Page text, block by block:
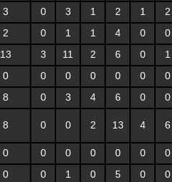
3 0 3 1 2 1
2
2 0 1 1 4 0
0
13 3 11 2 6 0
1
0 0 0 0 0 0
0
8 0 3 4 6 0 0
8 0 0 2 13 4 6
0 0 0 0 0 0
0
0 0 1 0 5 0
0